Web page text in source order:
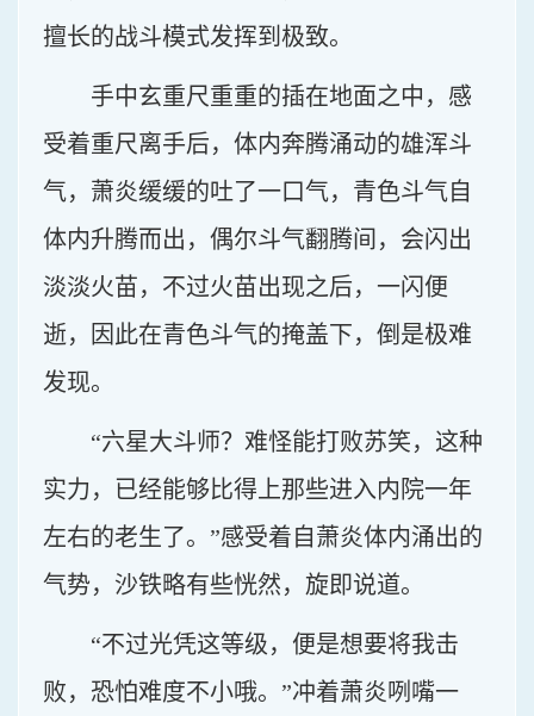
擅长的战斗模式发挥到极致。
手中玄重尺重重的插在地面之中，感
受着重尺离手后，体内奔腾涌动的雄浑斗
气，萧炎缓缓的吐了一口气，青色斗气自
体内升腾而出，偶尔斗气翻腾间，会闪出
淡淡火苗，不过火苗出现之后，一闪便
逝，因此在青色斗气的掩盖下，倒是极难
发现。
“六星大斗师？难怪能打败苏笑，这种
实力，已经能够比得上那些进入内院一年
左右的老生了。”感受着自萧炎体内涌出的
气势，沙铁略有些恍然，旋即说道。
“不过光凭这等级，便是想要将我击
败，恐怕难度不小哦。”冲着萧炎咧嘴一